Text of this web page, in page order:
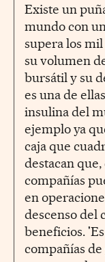
Existe un
mundo con
supera los
su volumen
bursátil y su
es una de
insulina del
ejemplo ya
caja que
destacan
compañías
en
descenso del
beneficios.
compañías